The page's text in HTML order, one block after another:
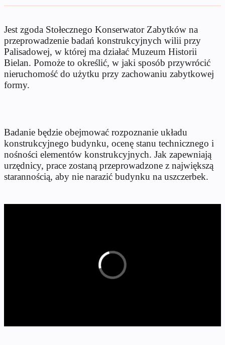
Jest zgoda Stołecznego Konserwator Zabytków na
przeprowadzenie badań konstrukcyjnych wilii przy
Palisadowej, w której ma działać Muzeum Historii
Bielan. Pomoże to określić, w jaki sposób przywrócić
nieruchomość do użytku przy zachowaniu zabytkowej
formy.
Badanie będzie obejmować rozpoznanie układu
konstrukcyjnego budynku, ocenę stanu technicznego i
nośności elementów konstrukcyjnych. Jak zapewniają
urzędnicy, prace zostaną przeprowadzone z największą
starannością, aby nie narazić budynku na uszczerbek.